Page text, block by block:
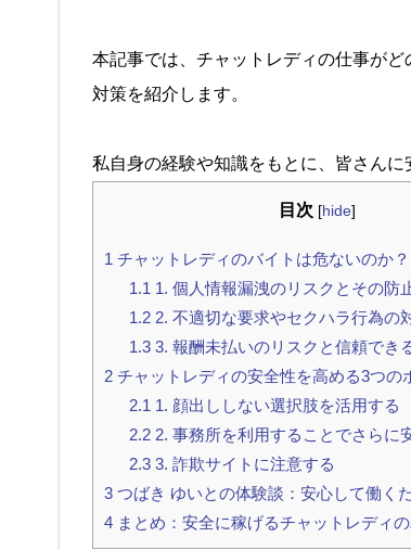
本記事では、チャットレディの仕事が
対策を紹介します。
私自身の経験や知識をもとに、皆さんに
目次 [hide]
1 チャットレディのバイトは危ないのか
1.1 1. 個人情報漏洩のリスクとその防
1.22. 不適切な要求やセクハラ行為の
1.33. 報酬未払いのリスクと信頼でき
2 チャットレディの安全性を高める3つの
2.1 1. 顔出ししない選択肢を活用する
2.22. 事務所を利用することでさらに
2.33. 詐欺サイトに注意する
3 つばき ゆいとの体験談：安心して働く
4 まとめ：安全に稼げるチャットレディ